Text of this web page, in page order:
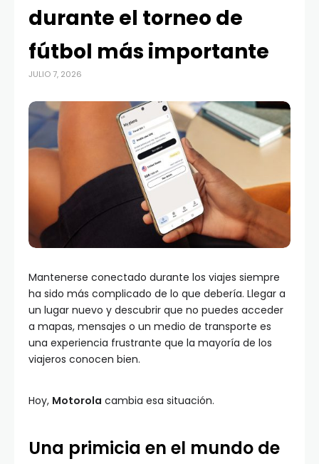
durante el torneo de
fútbol más importante
JULIO 7, 2026
Mantenerse conectado durante los viajes siempre
ha sido más complicado de lo que debería. Llegar a
un lugar nuevo y descubrir que no puedes acceder
a mapas, mensajes o un medio de transporte es
una experiencia frustrante que la mayoría de los
viajeros conocen bien.
Hoy, Motorola cambia esa situación.
Una primicia en el mundo de